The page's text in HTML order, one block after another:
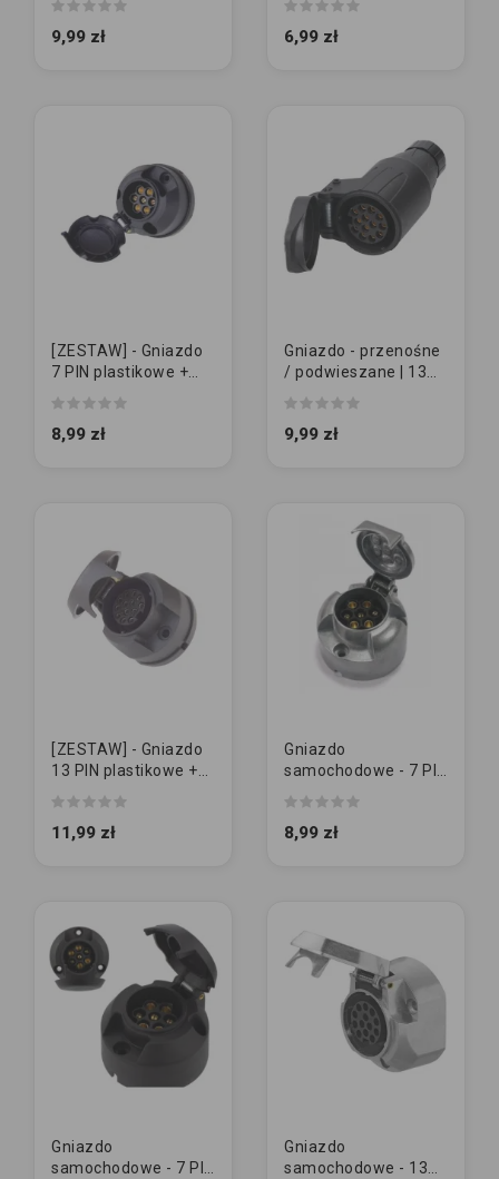
zabudowy
9,99 zł 6,99 zł
[ZESTAW] - Gniazdo
7 PIN plastikowe +
8,99 zł
Gniazdo - przenośne
/ podwieszane | 13
9,99 zł
[ZESTAW] - Gniazdo
13 PIN plastikowe +
11,99 zł
Gniazdo
samochodowe - 7 PIN
gumy)
8,99 zł
Gniazdo
samochodowe - 7 PIN
Gniazdo
samochodowe - 13